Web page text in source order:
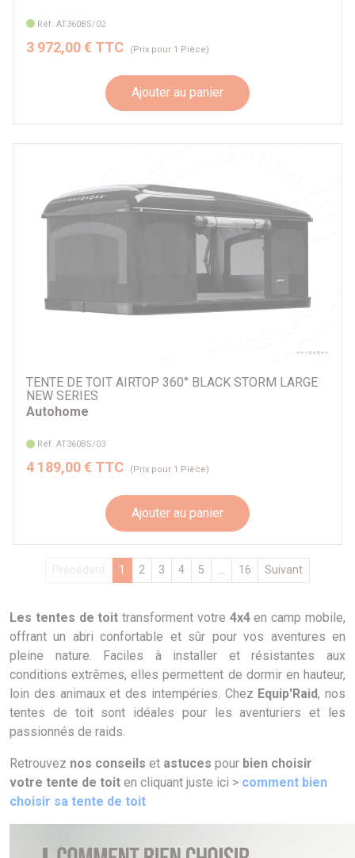
Les tentes de toit transforment votre 4x4en camp mobile,
offrant un abri confortable et sûr pour vos aventures en
pleine nature. Faciles à installer et résistantes aux
conditions extrêmes, elles permettent de dormir en hauteur,
loin des animaux et des intempéries. Chez Equip'Raid, nos
tentes de toit sont idéales pour les aventuriers et les
passionnés de raids.
Retrouvez nos conseils et astuces pour bien choisir
votre tente de toit en cliquant juste ici > comment bien
choisir sa tente de toit
Réf. AT360BS/02
3 972,00 € TTC (Prix pour 1 Pièce)
Ajouter au panier
TENTE DE TOIT AIRTOP 360° BLACK STORM LARGE
NEW SERIES
Autohome
Réf. AT360BS/03
4 189,00 € TTC (Prix pour 1 Pièce)
Ajouter au panier
Précédent 1 2 3 4 5 ... 16 Suivant